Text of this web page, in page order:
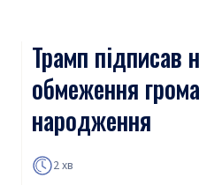
Трамп підписав
обмеження
народження
2 хв